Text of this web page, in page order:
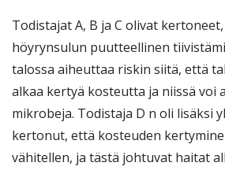
Todistajat A, B ja C olivat
höyrynsulun puutteellinen
talossa aiheuttaa riskin siitä, että
alkaa kertyä kosteutta ja niissä voi
mikrobeja. Todistaja D n oli lisäksi
kertonut, että kosteuden
vähitellen, ja tästä johtuvat haitat